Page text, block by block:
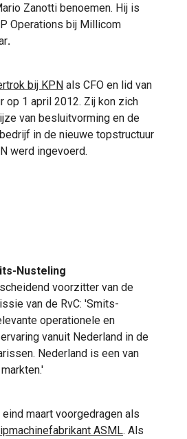
Zanotti benoemen. Hij is
Operations bij Millicom
.
bij KPN als CFO en lid van
op 1 april 2012. Zij kon zich
van besluitvorming en de
in de nieuwe topstructuur
werd ingevoerd.
Nusteling
voorzitter van de
van de RvC: 'Smits-
operationele en
vanuit Nederland in de
Nederland is een van
maart voorgedragen als
ASML. Als